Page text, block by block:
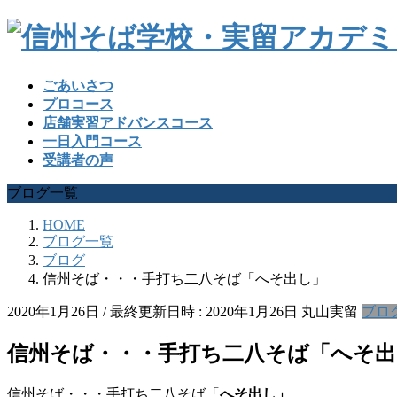
ごあいさつ
プロコース
店舗実習アドバンスコース
一日入門コース
受講者の声
ブログ一覧
HOME
ブログ一覧
ブログ
信州そば・・・手打ち二八そば「へそ出し」
2020年1月26日 / 最終更新日時 : 2020年1月26日 丸山実留 ブロ
信州そば・・・手打ち二八そば「へそ
信州そば・・・手打ち二八そば「 へそ出し」